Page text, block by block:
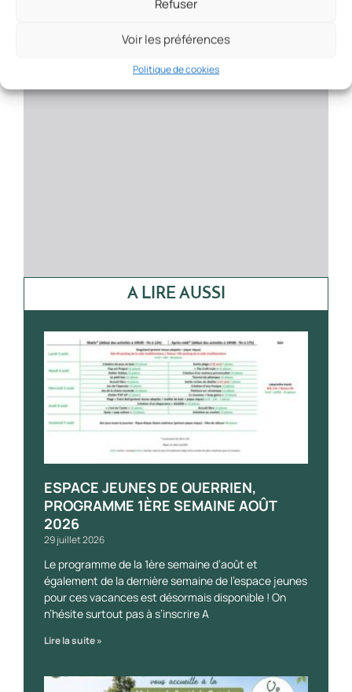
Refuser
Voir les préférences
Politique de cookies
A LIRE AUSSI
ESPACE JEUNES DE QUERRIEN,
PROGRAMME 1ÈRE SEMAINE AOÛT
2026
29 juillet 2026
Le programme de la 1ère semaine d’août et
également de la dernière semaine de l’espace jeunes
pour ces vacances est désormais disponible ! On
n’hésite surtout pas à s’inscrire A
Lire la suite »